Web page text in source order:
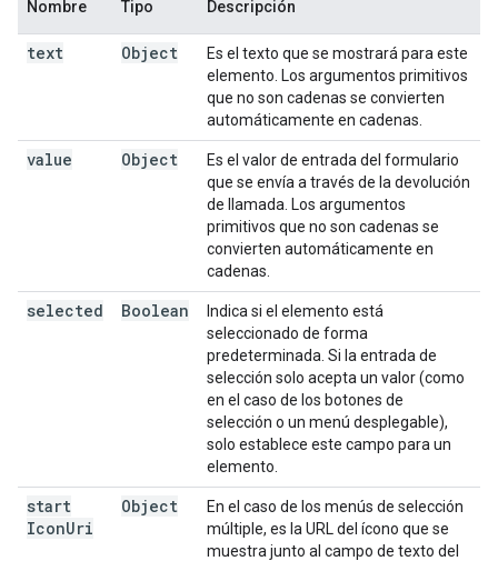
Nombre Tipo Descripción
text Object
Es el texto que se mostrará para este
elemento. Los argumentos primitivos
que no son cadenas se convierten
automáticamente en cadenas.
value Object
Es el valor de entrada del formulario
que se envía a través de la devolución
de llamada. Los argumentos
primitivos que no son cadenas se
convierten automáticamente en
cadenas.
selected Boolean
Indica si el elemento está
seleccionado de forma
predeterminada. Si la entrada de
selección solo acepta un valor (como
en el caso de los botones de
selección o un menú desplegable),
solo establece este campo para un
elemento.
start
IconUri
Object
En el caso de los menús de selección
múltiple, es la URL del ícono que se
muestra junto al campo de texto del